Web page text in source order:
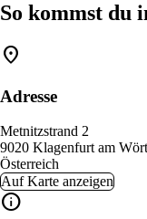
So kommst du
location_on
Adresse
Metnitzstrand 2
9020 Klagenfurt am
Österreich
Auf Karte anzeigen
info